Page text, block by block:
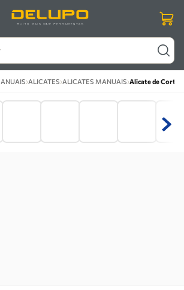
›ALICATES›ALICATES MANUAIS›Alicate de Corte